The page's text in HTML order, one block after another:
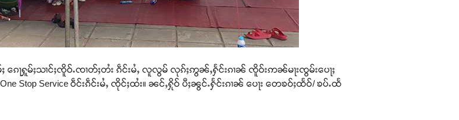
ႈ ၵေႃႁူမ်ႈသၢင်ႈၸိူဝ်ႉၸၢတ်ႈတႆး ၵဵင်းမႆႇ လူလွမ် လုၵ်ႈဢွၼ်ႇႁႅင်းၵၢၼ် ၸိူဝ်းဢၼ်မႃးၸွမ်းပေႃႈ
Stop Service ဝဵင်းၵဵင်းမႆႇ ၸိုင်ႈထႆး။ ၼင်ႇႁိုဝ် ပီႈၼွင်ႉႁႅင်းၵၢၼ် ပေႃး တေၶဝ်ႈထႅဝ်/ ၶပ်ႉထႅ